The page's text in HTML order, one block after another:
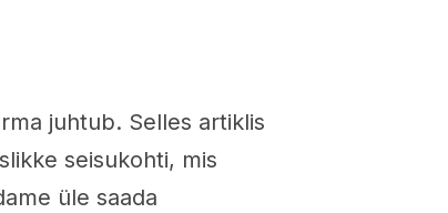
juhtub. Selles artiklis
seisukohti, mis
üle saada